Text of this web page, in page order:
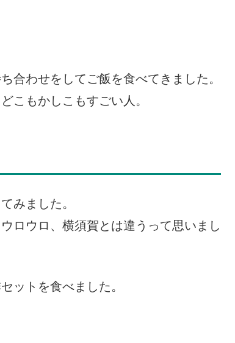
合わせをしてご飯を食べてきました。
こもかしこもすごい人。
みました。
ロウロ、横須賀とは違うって思いまし
ットを食べました。